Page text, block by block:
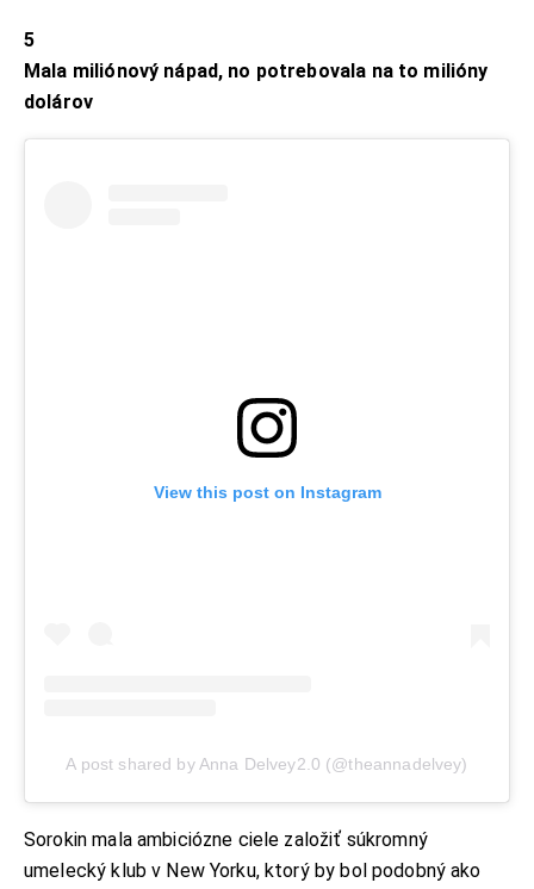
5
Mala miliónový nápad, no potrebovala na to milióny
dolárov
View this post on Instagram
A post shared by Anna Delvey2.0 (@theannadelvey)
Sorokin mala ambiciózne ciele založiť súkromný
umelecký klub v New Yorku, ktorý by bol podobný ako